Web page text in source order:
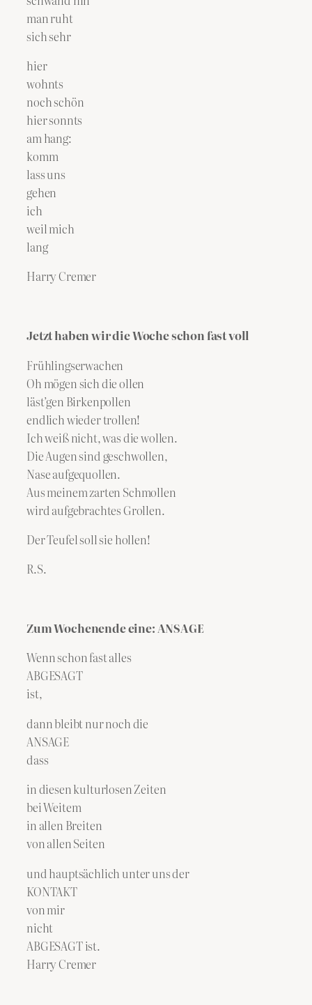
man ruht
sich sehr
hier
wohnts
noch schön
hier sonnts
am hang:
komm
lass uns
gehen
ich
weil mich
lang
Harry Cremer
Jetzt haben wir die Woche schon fast voll
Frühlingserwachen
Oh mögen sich die ollen
läst’gen Birkenpollen
endlich wieder trollen!
Ich weiß nicht, was die wollen.
Die Augen sind geschwollen,
Nase aufgequollen.
Aus meinem zarten Schmollen
wird aufgebrachtes Grollen.
Der Teufel soll sie hollen!
R.S.
Zum Wochenende eine: ANSAGE
Wenn schon fast alles
ABGESAGT
ist,
dann bleibt nur noch die
ANSAGE
dass
in diesen kulturlosen Zeiten
bei Weitem
in allen Breiten
von allen Seiten
und hauptsächlich unter uns der
KONTAKT
von mir
nicht
ABGESAGT ist.
Harry Cremer